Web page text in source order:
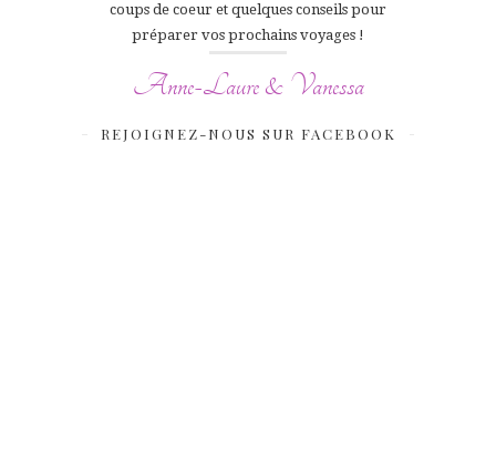
coups de coeur et quelques conseils pour
préparer vos prochains voyages !
Anne-Laure & Vanessa
REJOIGNEZ-NOUS SUR FACEBOOK